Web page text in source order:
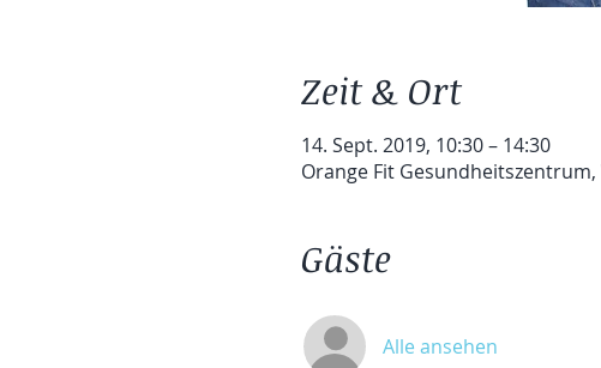
Zeit & Ort
14. Sept. 2019, 10:30 – 14:30
Orange Fit
Gäste
Alle ansehen